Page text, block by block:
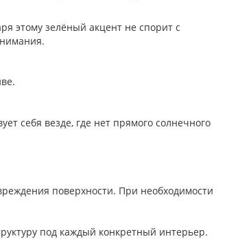
этому зелёный акцент не спорит с
себя везде, где нет прямого солнечного
поверхности. При необходимости
под каждый конкретный интерьер.